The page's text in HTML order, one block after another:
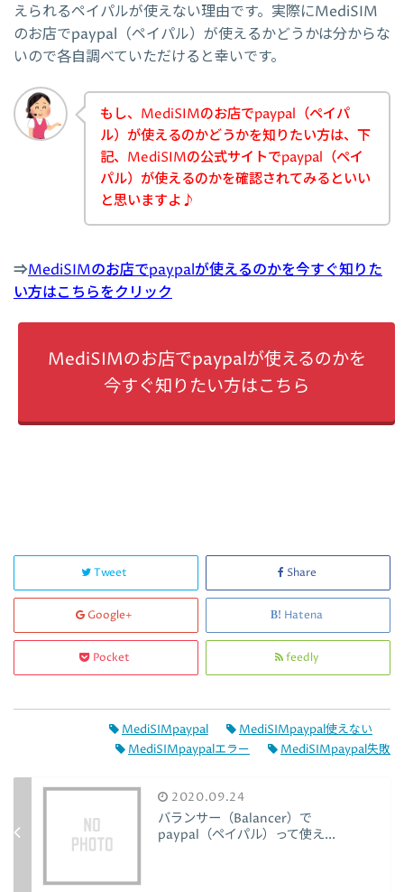
えられるペイパルが使えない理由です。実際にMediSIM
のお店でpaypal（ペイパル）が使えるかどうかは分からな
いので各自調べていただけると幸いです。
もし、MediSIMのお店でpaypal（ペイパ
ル）が使えるのかどうかを知りたい方は、下
記、MediSIMの公式サイトでpaypal（ペイ
パル）が使えるのかを確認されてみるといい
と思いますよ♪
⇒MediSIMのお店でpaypalが使えるのかを今すぐ知りた
い方はこちらをクリック
MediSIMのお店でpaypalが使えるのかを
今すぐ知りたい方はこちら
Tweet Share
Google+ Hatena
Pocket feedly
MediSIMpaypal
MediSIMpaypal使えない
MediSIMpaypalエラー
MediSIMpaypal失敗
2020.09.24
バランサー（Balancer）で
paypal（ペイパル）って使え...